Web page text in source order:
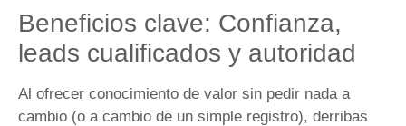
Beneficios clave: Confianza,
leads cualificados y autoridad
Al ofrecer conocimiento de valor sin pedir nada a
cambio (o a cambio de un simple registro), derribas